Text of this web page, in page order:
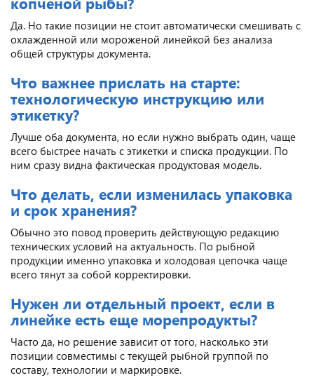
Да. Но такие позиции не стоит автоматически смешивать с
охлажденной или мороженой линейкой без анализа
общей структуры документа.
Что важнее прислать на старте:
технологическую инструкцию или
этикетку?
Лучше оба документа, но если нужно выбрать один, чаще
всего быстрее начать с этикетки и списка продукции. По
ним сразу видна фактическая продуктовая модель.
Что делать, если изменилась упаковка
и срок хранения?
Обычно это повод проверить действующую редакцию
технических условий на актуальность. По рыбной
продукции именно упаковка и холодовая цепочка чаще
всего тянут за собой корректировки.
Нужен ли отдельный проект, если в
линейке есть еще морепродукты?
Часто да, но решение зависит от того, насколько эти
позиции совместимы с текущей рыбной группой по
составу, технологии и маркировке.